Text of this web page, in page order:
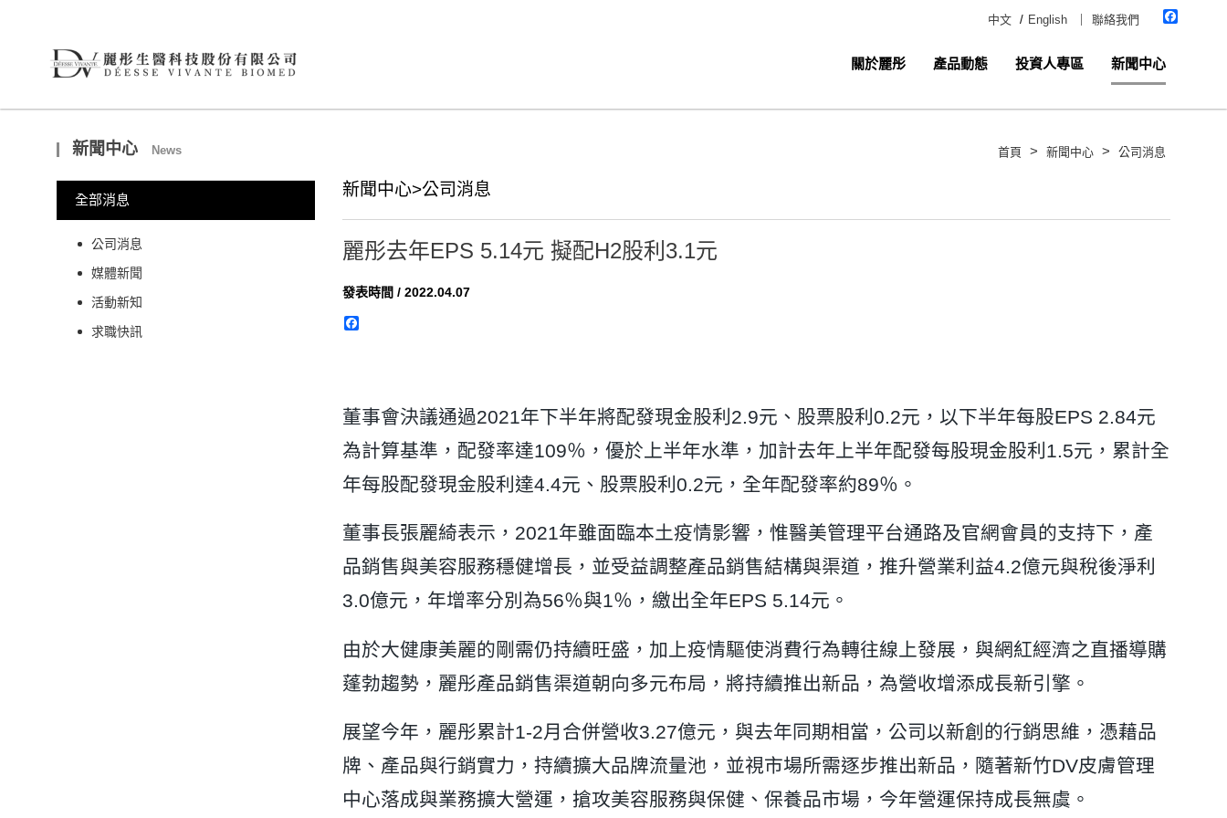
中文 / English 聯絡我們
關於麗彤 產品動態 投資人專區 新聞中心
新聞中心 News
全部消息
公司消息
媒體新聞
活動新知
求職快訊
首頁 > 新聞中心 > 公司消息
新聞中心>公司消息
麗彤去年EPS 5.14元 擬配H2股利3.1元
發表時間 / 2022.04.07
Facebook
董事會決議通過2021年下半年將配發現金股利2.9元、股票股利0.2元，以下半年每股EPS 2.84元
為計算基準，配發率達109％，優於上半年水準，加計去年上半年配發每股現金股利1.5元，累計全
年每股配發現金股利達4.4元、股票股利0.2元，全年配發率約89％。
董事長張麗綺表示，2021年雖面臨本土疫情影響，惟醫美管理平台通路及官網會員的支持下，產
品銷售與美容服務穩健增長，並受益調整產品銷售結構與渠道，推升營業利益4.2億元與稅後淨利
3.0億元，年增率分別為56％與1％，繳出全年EPS 5.14元。
由於大健康美麗的剛需仍持續旺盛，加上疫情驅使消費行為轉往線上發展，與網紅經濟之直播導購
蓬勃趨勢，麗彤產品銷售渠道朝向多元布局，將持續推出新品，為營收增添成長新引擎。
展望今年，麗彤累計1-2月合併營收3.27億元，與去年同期相當，公司以新創的行銷思維，憑藉品
牌、產品與行銷實力，持續擴大品牌流量池，並視市場所需逐步推出新品，隨著新竹DV皮膚管理
中心落成與業務擴大營運，搶攻美容服務與保健、保養品市場，今年營運保持成長無虞。